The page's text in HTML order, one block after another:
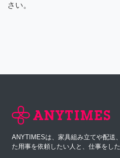
さい。
ANYTIMESは、家具組み立てや配送
た用事を依頼したい人と、仕事をし